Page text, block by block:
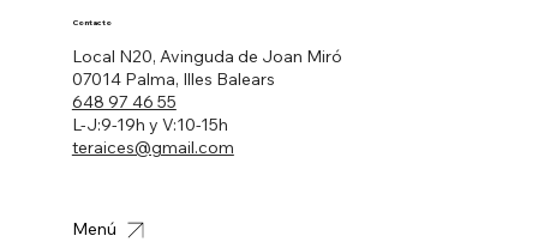
Local N20, Avinguda de Joan Miró
07014 Palma, Illes Balears
648 97 46 55
L-J:9-19h y V:10-15h
teraices@gmail.com
Contacto
Menú